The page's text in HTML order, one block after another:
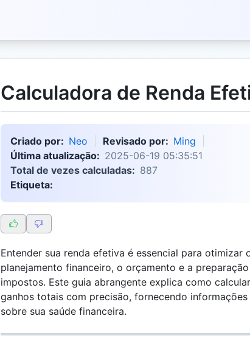
Calculadora de Renda
Criado por: Neo Revisado por: Ming
Última atualização: 2025-06-19 05:35:51
Total de vezes calculadas: 887
Etiqueta:
Entender sua renda efetiva é essencial para otimizar
planejamento financeiro, o orçamento e a
impostos. Este guia abrangente explica como
ganhos totais com precisão, fornecendo informações
sobre sua saúde financeira.